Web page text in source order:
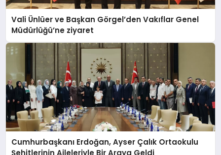
Vali Ünlüer ve Başkan Görgel’den Vakıflar Genel
Müdürlüğü’ne ziyaret
Cumhurbaşkanı Erdoğan, Ayser Çalık Ortaokulu
Şehitlerinin Aileleriyle Bir Araya Geldi